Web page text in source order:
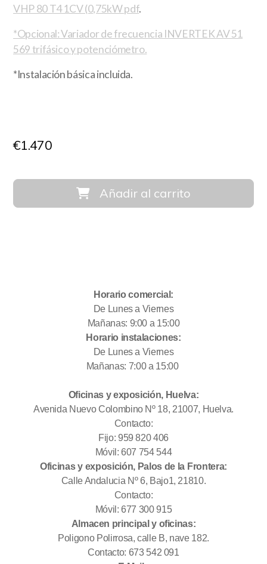
VHP 80 T4 1CV (0,75kW pdf.
*Opcional: Variador de frecuencia INVERTEK AV 51
569 trifásico y potenciómetro.
*Instalación básica incluida.
€1.470
Añadir al carrito
Horario comercial:
De Lunes a Viernes
Mañanas: 9:00 a 15:00
Horario instalaciones:
De Lunes a Viernes
Mañanas: 7:00 a 15:00
Oficinas y exposición, Huelva:
Avenida Nuevo Colombino Nº 18, 21007, Huelva.
Contacto:
Fijo: 959 820 406
Móvil: 607 754 544
Oficinas y exposición, Palos de la Frontera:
Calle Andalucia Nº 6, Bajo1, 21810.
Contacto:
Móvil: 677 300 915
Almacen principal y oficinas:
Poligono Polirrosa, calle B, nave 182.
Contacto: 673 542 091